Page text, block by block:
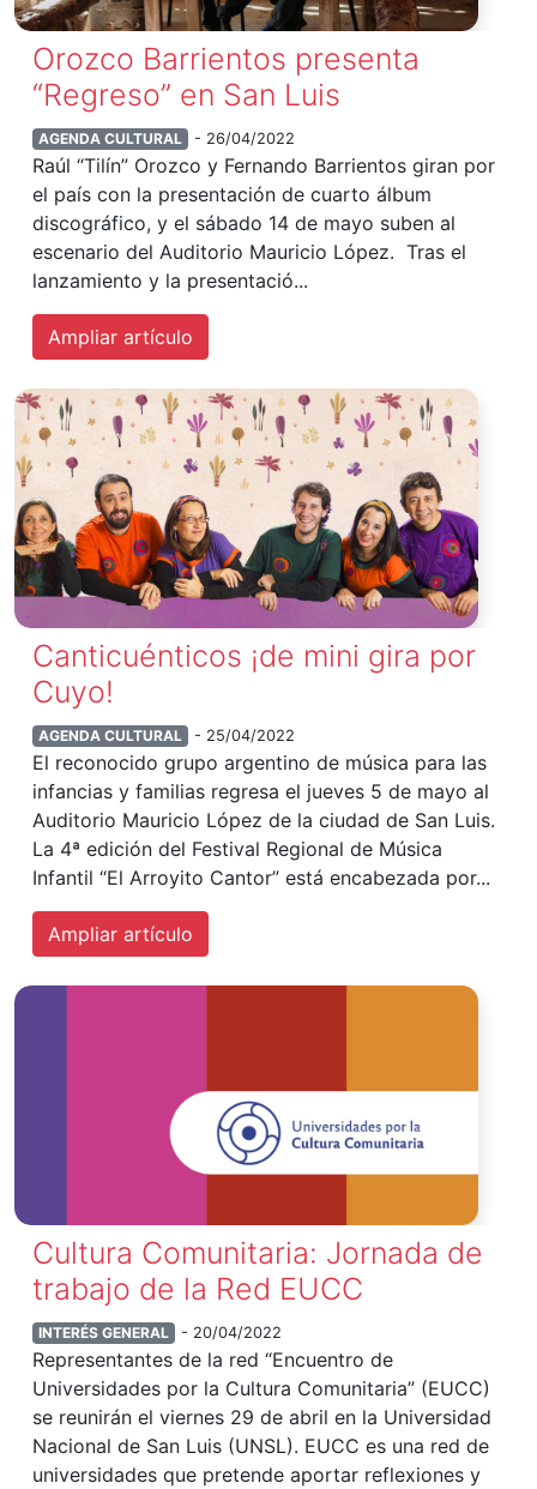
Orozco Barrientos presenta
“Regreso” en San Luis
AGENDA CULTURAL - 26/04/2022
Raúl “Tilín” Orozco y Fernando Barrientos giran por
el país con la presentación de cuarto álbum
discográfico, y el sábado 14 de mayo suben al
escenario del Auditorio Mauricio López. Tras el
lanzamiento y la presentació...
Ampliar artículo
Canticuénticos ¡de mini gira por
Cuyo!
AGENDA CULTURAL - 25/04/2022
El reconocido grupo argentino de música para las
infancias y familias regresa el jueves 5 de mayo al
Auditorio Mauricio López de la ciudad de San Luis.
La 4ª edición del Festival Regional de Música
Infantil “El Arroyito Cantor” está encabezada por...
Ampliar artículo
Cultura Comunitaria: Jornada de
trabajo de la Red EUCC
INTERÉS GENERAL - 20/04/2022
Representantes de la red “Encuentro de
Universidades por la Cultura Comunitaria” (EUCC)
se reunirán el viernes 29 de abril en la Universidad
Nacional de San Luis (UNSL). EUCC es una red de
universidades que pretende aportar reflexiones y